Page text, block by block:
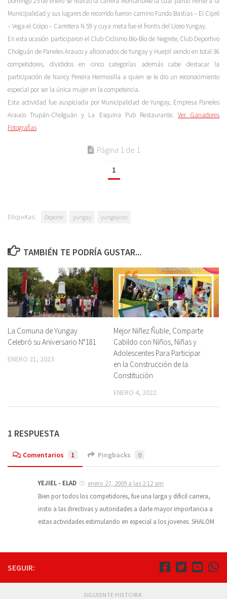
Municipalidad y sus lugares de recorrido fueron camino Fundo Bastías – El Cipré
– Vega el Coipo – Carretera N 59 y cuya meta fue el frontis del Liceo Yungay.
En esta ocasión participaron el Club Ciclismo Bío-Bío de Negrete, Club Deportivo
Cholguán de Paneles Arauco y aficionados de Yungay y Huepil siendo en total 36
competidores, divididos en cinco categorías además cabe destacar la
participación de Nancy Pereira Hermosilla a quien se le dio un reconocimiento
especial por ser la única mujer en la competencia.
Esta actividad fue auspiciada por Municipalidad de Yungay, Empresa Paneles
Arauco Trupán-Cholguán y La Esquina Pub Restaurante. Ver Ganadores
Fotografías
Página 1 de 1
1
Etiquetas: Deporte yungay yungayino
TAMBIÉN TE PODRÍA GUSTAR...
La Comuna de Yungay
Celebró su Aniversario N°181
ENERO 21, 2023
Mejor Niñez Ñuble, Comparte
Cabildo con Niños, Niñas y
Adolescentes Para Participar
en la Construcción de la
Constitución
ENERO 4, 2022
1 RESPUESTA
Comentarios 1 Pingbacks 0
YEJIEL - ELAD
enero 27, 2009 a las 2:12 am
Bien por todos los competidores, fue una larga y dificil carrera,
insto a las directivas y autoridades a darle mayor importancia a
estas actividades estimulando en especial a los jovenes. SHALOM
SEGUIR:
SIGUIENTE HISTORIA